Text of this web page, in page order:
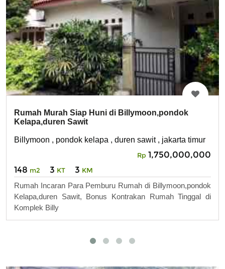
Rumah Murah Siap Huni di Billymoon,pondok
Kelapa,duren Sawit
Billymoon , pondok kelapa , duren sawit , jakarta timur
Rp 1,750,000,000
148 m2 3 KT 3 KM
Rumah Incaran Para Pemburu Rumah di Billymoon,pondok
Kelapa,duren Sawit, Bonus Kontrakan Rumah Tinggal di
Komplek Billy